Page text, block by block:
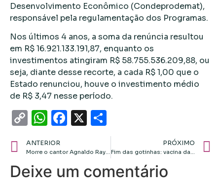
Desenvolvimento Econômico (Condeprodemat),
responsável pela regulamentação dos Programas.
Nos últimos 4 anos, a soma da renúncia resultou
em R$ 16.921.133.191,87, enquanto os
investimentos atingiram R$ 58.755.536.209,88, ou
seja, diante desse recorte, a cada R$ 1,00 que o
Estado renunciou, houve o investimento médio
de R$ 3,47 nesse período.
CopyWhatsApp
Facebook
X
ANTERIOR
Morre o cantor Agnaldo Rayol, aos 86 anos
PRÓXIMO
Fim das gotinhas: vacina da poliomielite é substituída por dose injetável
Deixe um comentário